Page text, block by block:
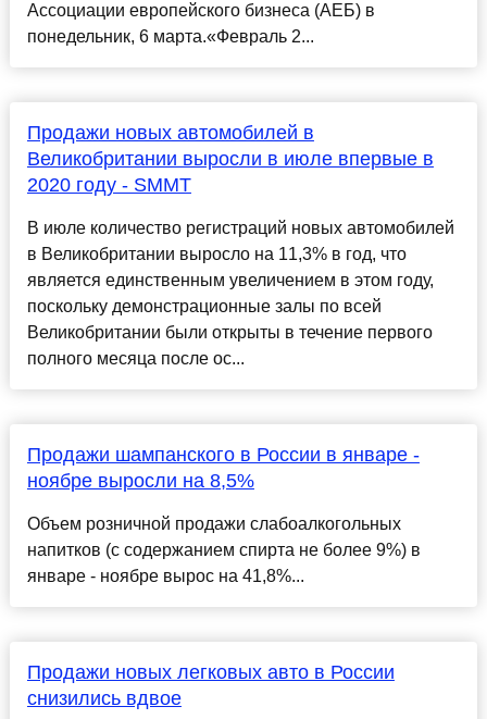
Ассоциации европейского бизнеса (АЕБ) в
понедельник, 6 марта.«Февраль 2...
Продажи новых автомобилей в
Великобритании выросли в июле впервые в
2020 году - SMMT
В июле количество регистраций новых автомобилей
в Великобритании выросло на 11,3% в год, что
является единственным увеличением в этом году,
поскольку демонстрационные залы по всей
Великобритании были открыты в течение первого
полного месяца после ос...
Продажи шампанского в России в январе -
ноябре выросли на 8,5%
Объем розничной продажи слабоалкогольных
напитков (с содержанием спирта не более 9%) в
январе - ноябре вырос на 41,8%...
Продажи новых легковых авто в России
снизились вдвое